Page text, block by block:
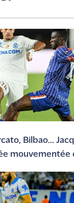
Bilbao...
mouvementée